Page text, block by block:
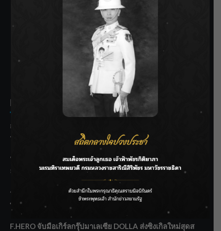
SIAMRATH VARIETY
THE BEST ENTERTAINMENT
Recent Posts
กรมชลฯ รับฟังประชาชน ติดตามแก้ปัญหาโครงการประตู
ระบายน้ำศรีสองรักฯ
‘แมน การิน’ แชร์ความเชื่อชวนคิด! “อยากกินอะไรหลังจาก
ลาโลกนี้ ให้ใส่บาตรสิ่งนั้นไว้ตอนยังมีชีวิต”
ราชเลขานุการในพระองค์ฯ ติดตามโครงการหุบกะพง–ห้วย
ทรายใต้ เสริมความมั่นคงน้ำเพชรบุรี
F.HERO จับมือเกิร์ลกรุ๊ปมาเลเซีย DOLLA ส่งซิงเกิลใหม่สุดส